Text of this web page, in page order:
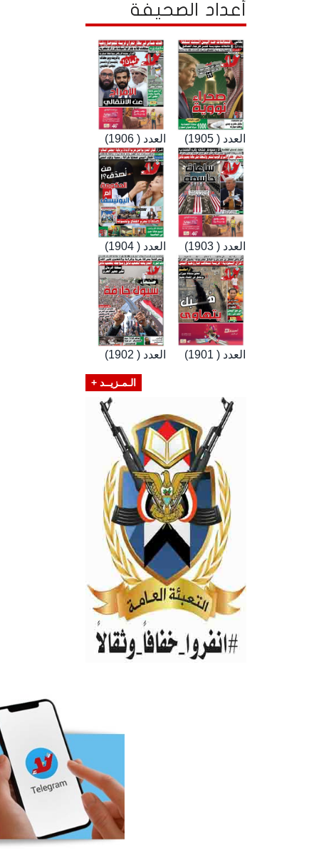
أعداد الصحيفة
العدد ( 1906) العدد ( 1905)
العدد ( 1904) العدد ( 1903)
العدد ( 1902) العدد ( 1901)
الـمـزيــد +